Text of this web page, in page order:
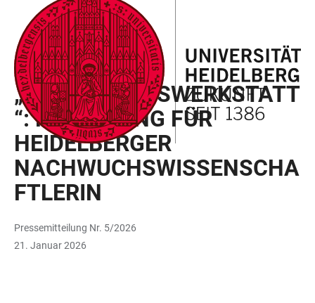
LINKS
ZUR
BARRIEREFREIHEIT
ZUM
HAUPTINHALT
HAUPTNAVIGATION
ÖFFNEN
WEBSEITENSUCHE
ÖFFNEN
FORSCHUNGSFÖRDERUNG
„FORSCHUNGSWERKSTATT
“: FÖRDERUNG FÜR
HEIDELBERGER
NACHWUCHSWISSENSCHA
FTLERIN
Pressemitteilung Nr. 5/2026
21. Januar 2026